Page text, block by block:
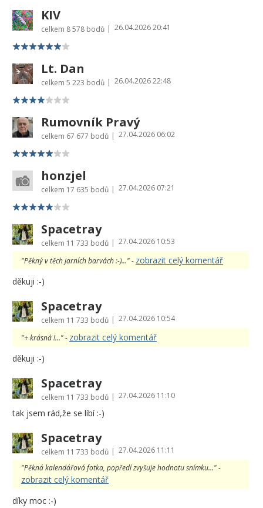
KIV
celkem 8 578 bodů | 26.04.2026 20:41
Lt. Dan
celkem 5 223 bodů | 26.04.2026 22:48
Rumovník Pravý
celkem 67 677 bodů | 27.04.2026 06:02
honzjel
celkem 17 635 bodů | 27.04.2026 07:21
Spacetray
celkem 11 733 bodů | 27.04.2026 10:53
"Pěkný v těch jarních barvách :-)..." - zobrazit celý komentář
děkuji :-)
Spacetray
celkem 11 733 bodů | 27.04.2026 10:54
"+ krásná !..." - zobrazit celý komentář
děkuji :-)
Spacetray
celkem 11 733 bodů | 27.04.2026 11:10
tak jsem rád,že se líbí :-)
Spacetray
celkem 11 733 bodů | 27.04.2026 11:11
"Pěkná kalendářová fotka, popředí zvyšuje hodnotu snímku..." -
zobrazit celý komentář
díky moc :-)